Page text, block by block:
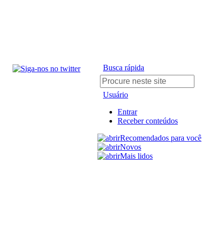
Busca rápida
Usuário
Entrar
Receber conteúdos
Recomendados para você
Novos
Mais lidos